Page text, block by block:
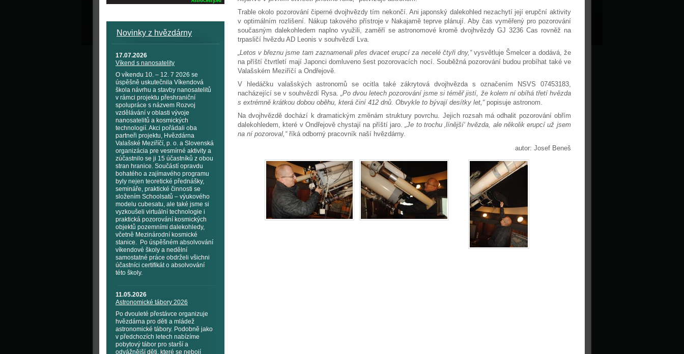
Novinky z hvězdárny
17.07.2026
Víkend s nanosatelity
O víkendu 10. – 12. 7 2026 se
úspěšně uskutečnila Víkendová
škola návrhu a stavby nanosatelitů
v rámci projektu přeshraniční
spolupráce s názvem Rozvoj
vzdělávání v oblasti vývoje
nanosatelitů a kosmických
technologií. Akci pořádali oba
partneři projektu, Hvězdárna
Valašské Meziříčí, p. o. a Slovenská
organizácia pre vesmírné aktivity a
zúčastnilo se ji 15 účastníků z obou
stran hranice. Součástí opravdu
bohatého a zajímavého programu
byly nejen teoretické přednášky,
semináře, praktické činnosti se
složením Schoolsatů – výukového
modelu cubesatu, ale také jsme si
vyzkoušeli virtuální technologie i
praktická pozorování kosmických
objektů pozemními dalekohledy,
včetně Mezinárodní kosmické
stanice. Po úspěšném absolvování
víkendové školy a nedělní
samostatné práce obdrželi všichni
účastníci certifikát o absolvování
této školy.
11.05.2026
Astronomické tábory 2026
Po dvouleté přestávce organizuje
hvězdárna pro děti a mládež
astronomické tábory. Podobně jako
v předchozích letech nabízíme
pobytový tábor pro starší a
odvážnější děti, které se nebojí
Trable okolo pozorování čiperné dvojhvězdy tím nekončí. Ani japonský dalekohled nezachytí její erupční aktivity
v optimálním rozlišení. Nákup takového přístroje v Nakajamě teprve plánují. Aby čas vyměřený pro pozorování
současným dalekohledem naplno využili, zaměří se astronomové kromě dvojhvězdy GJ 3236 Cas rovněž na
trpasličí hvězdu AD Leonis v souhvězdí Lva.
„Letos v březnu jsme tam zaznamenali přes dvacet erupcí za necelé čtyři dny,“vysvětluje Šmelcer a dodává, že
na příští čtvrtletí mají Japonci domluveno šest pozorovacích nocí. Souběžná pozorování budou probíhat také ve
Valašském Meziříčí a Ondřejově.
V hledáčku valašských astronomů se ocitla také zákrytová dvojhvězda s označením NSVS 07453183,
nacházející se v souhvězdí Rysa. „Po dvou letech pozorování jsme si téměř jistí, že kolem ní obíhá třetí hvězda
s extrémně krátkou dobou oběhu, která činí 412 dnů. Obvykle to bývají desítky let,“ popisuje astronom.
Na dvojhvězdě dochází k dramatickým změnám struktury povrchu. Jejich rozsah má odhalit pozorování obřím
dalekohledem, které v Ondřejově chystají na příští jaro. „Je to trochu ‚línější‘ hvězda, ale několik erupcí už jsem
na ní pozoroval,“říká odborný pracovník naší hvězdárny.
autor: Josef Beneš